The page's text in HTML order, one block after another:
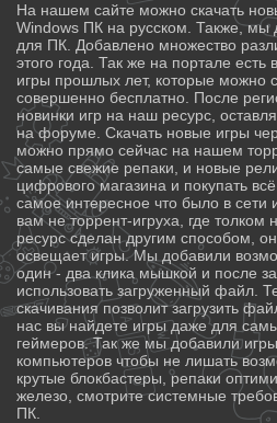
На нашем сайте можно скачать
Windows ПК на русском. Также, мы
для ПК. Добавлено множество
этого года. Так же на портале
игры прошлых лет, которые можно
совершенно бесплатно. После
новинки игр на наш ресурс,
на форуме. Скачать новые игры
можно прямо сейчас на нашем
самые свежие репаки, и новые
цифрового магазина и покупать
самое интересное что было в сети
вам не торрент-игруха, где толком
ресурс сделан другим способом,
освещает игры. Мы добавили
один - два клика мышкой и после
использовать загруженный файл.
скачивания позволит загрузить
нас вы найдете игры даже для
геймеров. Так же мы добавили
компьютеров чтобы не лишать
крутые блокбастеры, репаки
железо, смотрите системные
ПК.